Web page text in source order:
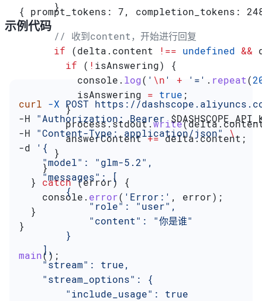
      }
      // 收到content，开始进行回复
      if
(delta . content !== undefined &&
        if
( ! isAnswering) {
          console
. log( ' \n' + '=' . repeat(
          isAnswering
= true ;
        }
        process
.stdout.write(delta.
        answerContent
+= delta.content ;
      }
    }
  }
catch (error) {
    console
. error( 'Error:' , error);
  }
}
main();
{ prompt_tokens: 7, completion_tokens:
示例代码
curl -X POST https://
-H "Authorization: Bearer
-H "Content-Type: application/json"
\
-d
'{
    "model": "glm-5.2",
    "messages": [
        {
            "role": "user",
            "content": "你是谁"
        }
    ],
    "stream": true,
    "stream_options": {
        "include_usage": true